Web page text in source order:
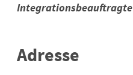
Integrationsbeauftragte
Adresse